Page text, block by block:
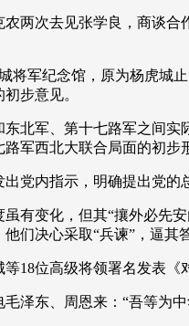
直播 节目单 栏目
次去见张学良，商谈合
军纪念馆，原为杨虎城止
步意见。
军、第十七路军之间实
军西北大联合局面的初步
内指示，明确提出党的
变化，但其“攘外必先安
们决心采取“兵谏”，逼其
位高级将领署名发表《
东、周恩来：“吾等为中